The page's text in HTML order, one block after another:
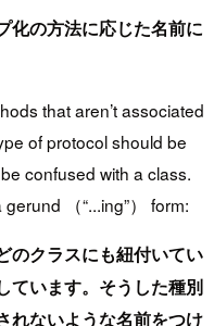
化の方法に応じた名前に
that aren’t associated
of protocol should be
confused with a class.
（“...ing”） form:
のクラスにも紐付いてい
ています。そうした種別
れないような名前をつけ